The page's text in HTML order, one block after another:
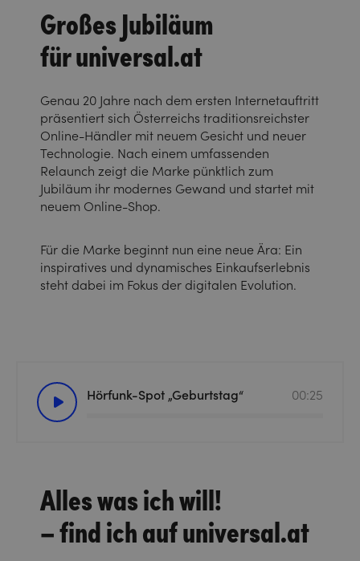
Großes Jubiläum
für universal.at
Genau 20 Jahre nach dem ersten Internetauftritt
präsentiert sich Österreichs traditionsreichster
Online-Händler mit neuem Gesicht und neuer
Technologie. Nach einem umfassenden
Relaunch zeigt die Marke pünktlich zum
Jubiläum ihr modernes Gewand und startet mit
neuem Online-Shop.
Für die Marke beginnt nun eine neue Ära: Ein
inspiratives und dynamisches Einkaufserlebnis
steht dabei im Fokus der digitalen Evolution.
Hörfunk-Spot „Geburtstag“ 00:25
Alles was ich will!
– find ich auf universal.at